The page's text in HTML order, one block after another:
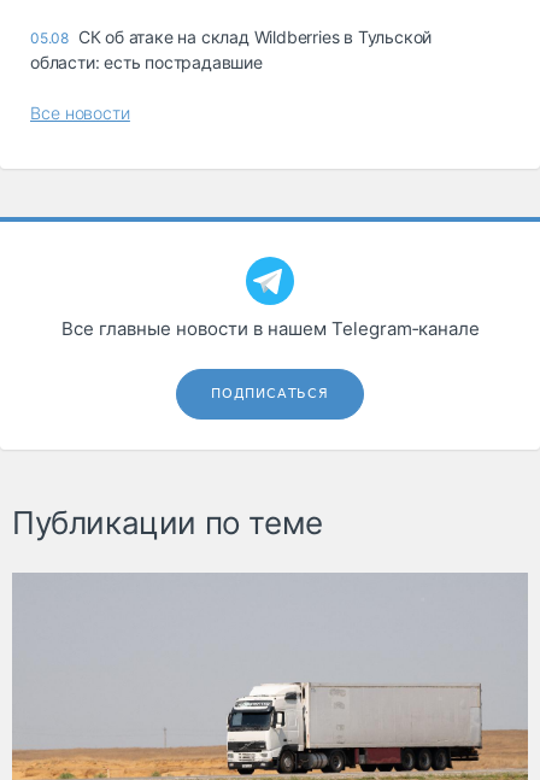
05.08 СК об атаке на склад Wildberries в Тульской
области: есть пострадавшие
Все новости
Все главные новости в нашем Telegram‑канале
ПОДПИСАТЬСЯ
Публикации по теме